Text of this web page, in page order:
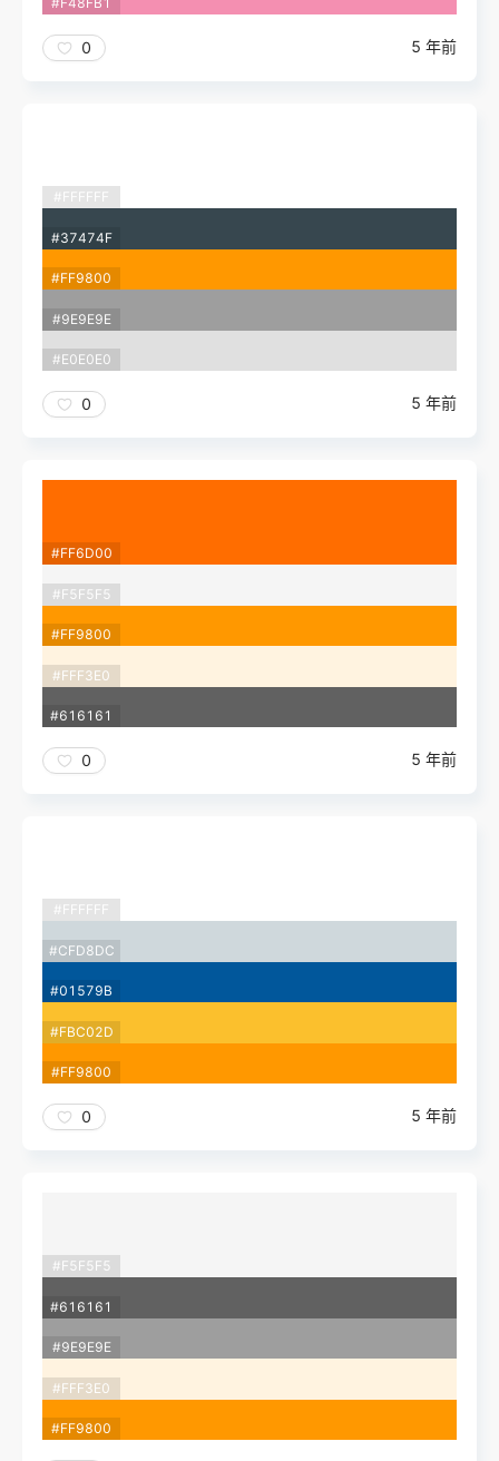
0 5 年前
#FFFFFF
#37474F
#FF9800
#9E9E9E
#E0E0E0
0 5 年前
#FF6D00
#F5F5F5
#FF9800
#FFF3E0
#616161
0 5 年前
#FFFFFF
#CFD8DC
#01579B
#FBC02D
#FF9800
0 5 年前
#F5F5F5
#616161
#9E9E9E
#FFF3E0
#FF9800